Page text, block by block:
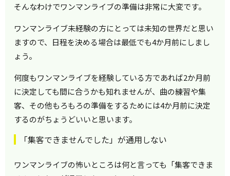
そんなわけでワンマンライブの準備は非常に大変です。
ワンマンライブ未経験の方にとっては未知の世界だと思い
ますので、日程を決める場合は最低でも4か月前にしまし
ょう。
何度もワンマンライブを経験している方であれば2か月前
に決定しても間に合うかも知れませんが、曲の練習や集
客、その他もろもろの準備をするためには4か月前に決定
するのがちょうどいいと思います。
「集客できませんでした」が通用しない
ワンマンライブの怖いところは何と言っても「集客できま